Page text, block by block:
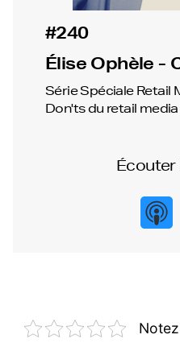
#240
Élise Ophèle -
Série Spéciale Retail
Don'ts du retail media
Écouter